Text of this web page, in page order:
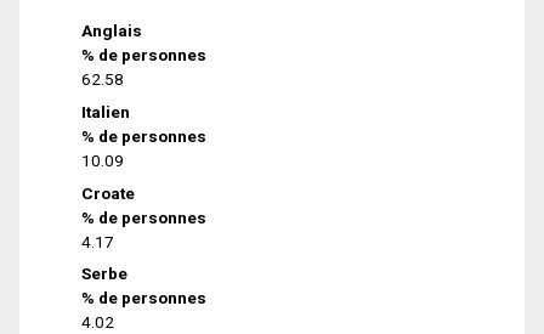
Anglais
% de personnes
62.58
Italien
% de personnes
10.09
Croate
% de personnes
4.17
Serbe
% de personnes
4.02